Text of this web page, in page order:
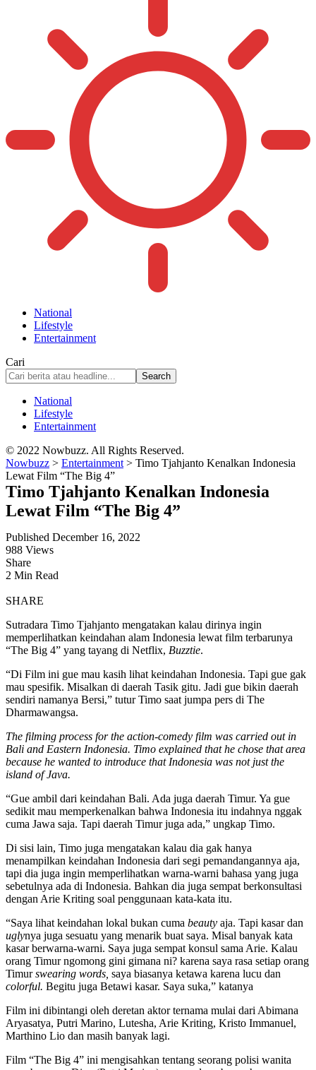
National
Lifestyle
Entertainment
Cari
National
Lifestyle
Entertainment
© 2022 Nowbuzz. All Rights Reserved.
Nowbuzz > Entertainment > Timo Tjahjanto Kenalkan Indonesia
Lewat Film “The Big 4”
Timo Tjahjanto Kenalkan Indonesia
Lewat Film “The Big 4”
Published December 16, 2022
988 Views
Share
2 Min Read
SHARE
Sutradara Timo Tjahjanto mengatakan kalau dirinya ingin
memperlihatkan keindahan alam Indonesia lewat film terbarunya
“The Big 4” yang tayang di Netflix, Buzztie.
“Di Film ini gue mau kasih lihat keindahan Indonesia. Tapi gue gak
mau spesifik. Misalkan di daerah Tasik gitu. Jadi gue bikin daerah
sendiri namanya Bersi,” tutur Timo saat jumpa pers di The
Dharmawangsa.
The filming process for the action-comedy film was carried out in
Bali and Eastern Indonesia. Timo explained that he chose that area
because he wanted to introduce that Indonesia was not just the
island of Java.
“Gue ambil dari keindahan Bali. Ada juga daerah Timur. Ya gue
sedikit mau memperkenalkan bahwa Indonesia itu indahnya nggak
cuma Jawa saja. Tapi daerah Timur juga ada,” ungkap Timo.
Di sisi lain, Timo juga mengatakan kalau dia gak hanya
menampilkan keindahan Indonesia dari segi pemandangannya aja,
tapi dia juga ingin memperlihatkan warna-warni bahasa yang juga
sebetulnya ada di Indonesia. Bahkan dia juga sempat berkonsultasi
dengan Arie Kriting soal penggunaan kata-kata itu.
“Saya lihat keindahan lokal bukan cuma beauty aja. Tapi kasar dan
uglynya juga sesuatu yang menarik buat saya. Misal banyak kata
kasar berwarna-warni. Saya juga sempat konsul sama Arie. Kalau
orang Timur ngomong gini gimana ni? karena saya rasa setiap orang
Timurswearing words, saya biasanya ketawa karena lucu dan
colorful. Begitu juga Betawi kasar. Saya suka,” katanya
Film ini dibintangi oleh deretan aktor ternama mulai dari Abimana
Aryasatya, Putri Marino, Lutesha, Arie Kriting, Kristo Immanuel,
Marthino Lio dan masih banyak lagi.
Film “The Big 4” ini mengisahkan tentang seorang polisi wanita